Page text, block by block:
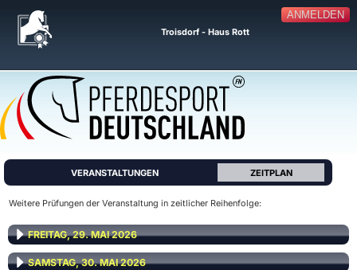
ANMELDEN
Troisdorf - Haus Rott
VERANSTALTUNGEN ZEITPLAN
Weitere Prüfungen der Veranstaltung in zeitlicher Reihenfolge:
FREITAG, 29. MAI 2026
SAMSTAG, 30. MAI 2026